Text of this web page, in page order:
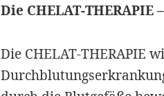
Die CHELAT-
Die CHELAT-THERAPIE